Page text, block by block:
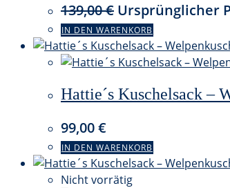
139,00€ Ursprünglicher
IN DEN WARENKORB
Hattie´s Kuschelsack –
99,00€
IN DEN WARENKORB
Nicht vorrätig